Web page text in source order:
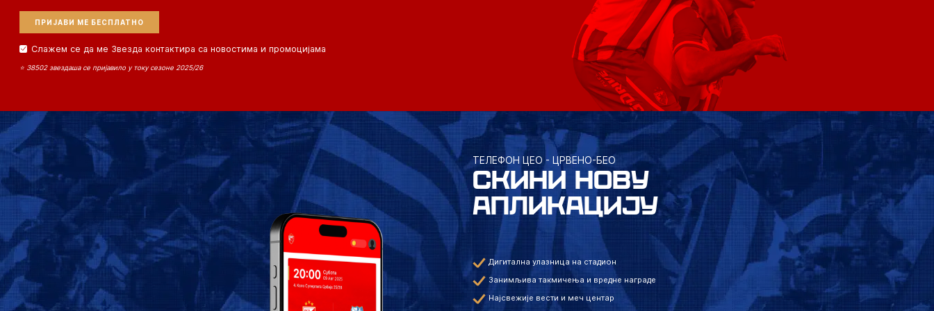
Слажем се да ме Звезда контактира са новостима и промоцијама
⭐ 38502 звездаша се пријавило у току сезоне 2025/26
ТЕЛЕФОН ЦЕО - ЦРВЕНО-БЕО
СКИНИ НОВУ
АПЛИКАЦИЈУ
Дигитална улазница на стадион
Занимљива такмичења и вредне награде
Најсвежије вести и меч центар